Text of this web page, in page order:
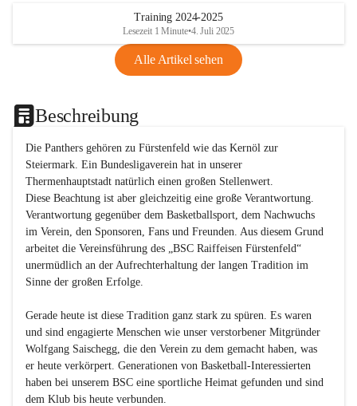
Training 2024-2025
Lesezeit 1 Minute•4. Juli 2025
Alle Artikel sehen
Beschreibung
Die Panthers gehören zu Fürstenfeld wie das Kernöl zur
Steiermark. Ein Bundesligaverein hat in unserer
Thermenhauptstadt natürlich einen großen Stellenwert.
Diese Beachtung ist aber gleichzeitig eine große Verantwortung.
Verantwortung gegenüber dem Basketballsport, dem Nachwuchs
im Verein, den Sponsoren, Fans und Freunden. Aus diesem Grund
arbeitet die Vereinsführung des „BSC Raiffeisen Fürstenfeld“
unermüdlich an der Aufrechterhaltung der langen Tradition im
Sinne der großen Erfolge.
Gerade heute ist diese Tradition ganz stark zu spüren. Es waren
und sind engagierte Menschen wie unser verstorbener Mitgründer
Wolfgang Saischegg, die den Verein zu dem gemacht haben, was
er heute verkörpert. Generationen von Basketball-Interessierten
haben bei unserem BSC eine sportliche Heimat gefunden und sind
dem Klub bis heute verbunden.